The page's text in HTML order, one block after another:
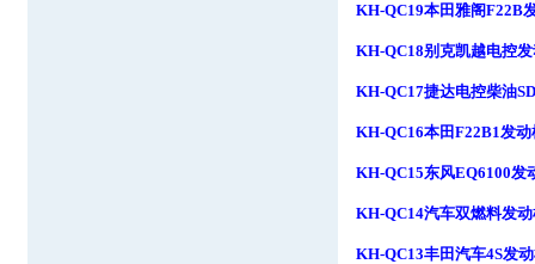
KH-QC19本田雅阁F22B
KH-QC18别克凯越电控
KH-QC17捷达电控柴油
KH-QC16本田 F22B1发动
KH-QC15东风EQ6100发
KH-QC14汽车双燃料发
KH-QC13丰田汽车4S发